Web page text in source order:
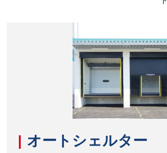
オートシェルター